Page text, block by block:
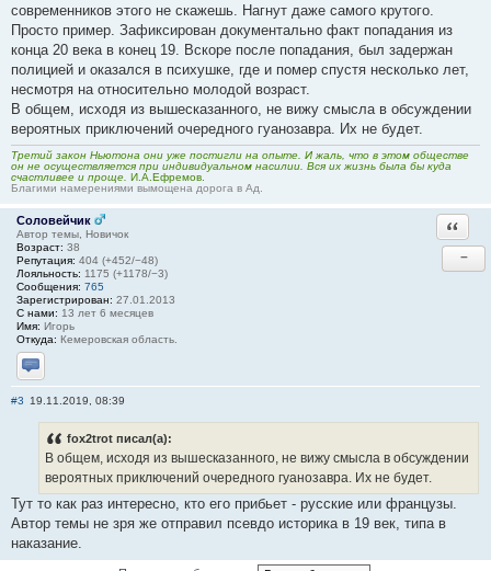
современников этого не скажешь. Нагнут даже самого крутого.
Просто пример. Зафиксирован документально факт попадания из
конца 20 века в конец 19. Вскоре после попадания, был задержан
полицией и оказался в психушке, где и помер спустя несколько лет,
несмотря на относительно молодой возраст.
В общем, исходя из вышесказанного, не вижу смысла в обсуждении
вероятных приключений очередного гуанозавра. Их не будет.
Третий закон Ньютона они уже постигли на опыте. И жаль, что в этом обществе
он не осуществляется при индивидуальном насилии. Вся их жизнь была бы куда
счастливее и проще. И.А.Ефремов.
Благими намерениями вымощена дорога в Ад.
Соловейчик
Автор темы, Новичок
Возраст: 38
Репутация: 404 (+452/−48)
Лояльность: 1175 (+1178/−3)
Сообщения: 765
Зарегистрирован: 27.01.2013
С нами: 13 лет 6 месяцев
Имя: Игорь
Откуда: Кемеровская область.
Отправить личное сообщение
−
#3 19.11.2019, 08:39
fox2trot писал(а):
В общем, исходя из вышесказанного, не вижу смысла в обсуждении
вероятных приключений очередного гуанозавра. Их не будет.
Тут то как раз интересно, кто его прибьет - русские или французы.
Автор темы не зря же отправил псевдо историка в 19 век, типа в
наказание.